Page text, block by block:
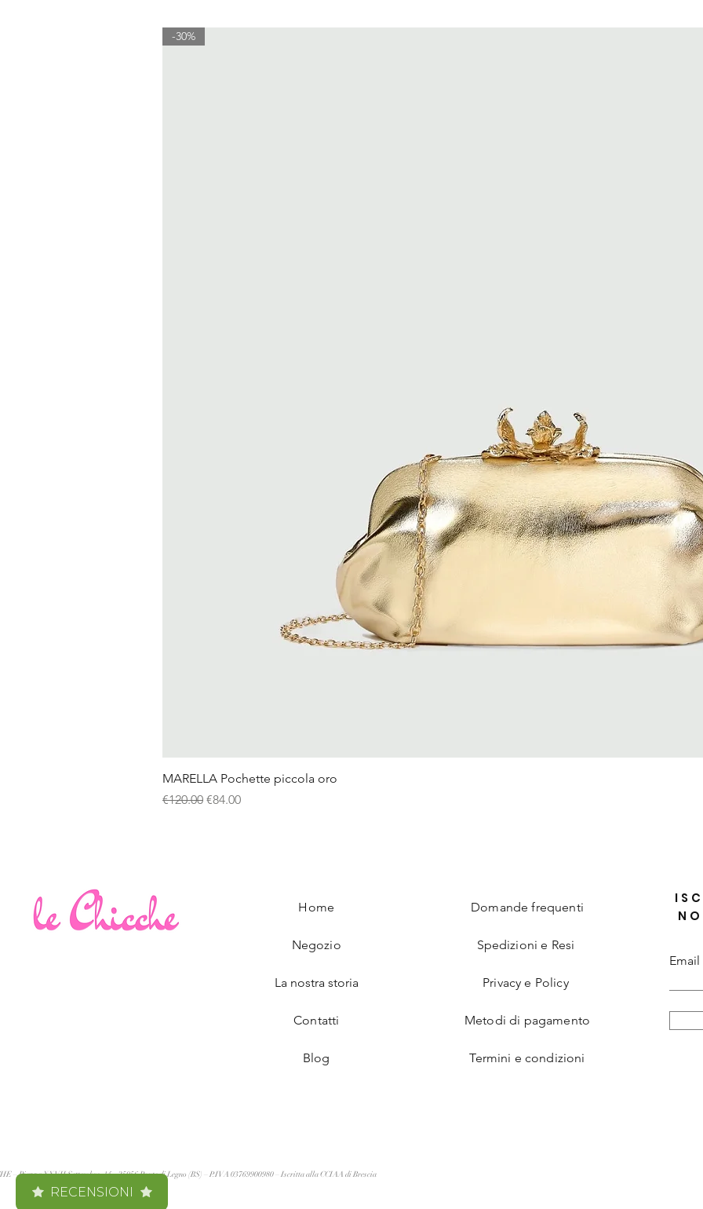
-30%
MARELLA Pochette piccola oro
Regular Price
€120.00 Sale Price
€84.00
Home
Negozio
La nostra storia
Contatti
Blog
Domande frequenti
Spedizioni e Resi
Privacy e Policy
Metodi di pagamento
Termini e condizioni
Email
– Piazza XXVII Settembre, 14 – 25056 Ponte di Legno (BS) – P.IVA 03769900980 – Iscritta alla CCIAA di Brescia
RECENSIONI